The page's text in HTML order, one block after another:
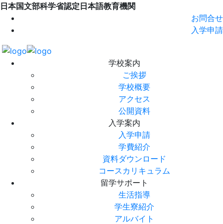
日本国文部科学省認定日本語教育機関
お問合せ
入学申請
学校案内
ご挨拶
学校概要
アクセス
公開資料
入学案内
入学申請
学費紹介
資料ダウンロード
コースカリキュラム
留学サポート
生活指導
学生寮紹介
アルバイト